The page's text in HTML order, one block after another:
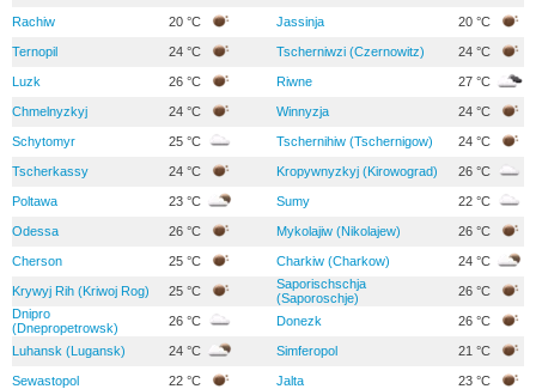
Rachiw 20 °C Jassinja 20 °C
Ternopil 24 °C Tscherniwzi (Czernowitz) 24 °C
Luzk 26 °C Riwne 27 °C
Chmelnyzkyj 24 °C Winnyzja 24 °C
Schytomyr 25 °C Tschernihiw (Tschernigow) 24 °C
Tscherkassy 24 °C Kropywnyzkyj (Kirowograd) 26 °C
Poltawa 23 °C Sumy 22 °C
Odessa 26 °C Mykolajiw (Nikolajew) 26 °C
Cherson 25 °C Charkiw (Charkow) 24 °C
Krywyj Rih (Kriwoj Rog) 25 °C
Saporischschja
(Saporoschje)
26 °C
Dnipro
(Dnepropetrowsk)
26 °C Donezk 26 °C
Luhansk (Lugansk) 24 °C Simferopol 21 °C
Sewastopol 22 °C Jalta
23 °C